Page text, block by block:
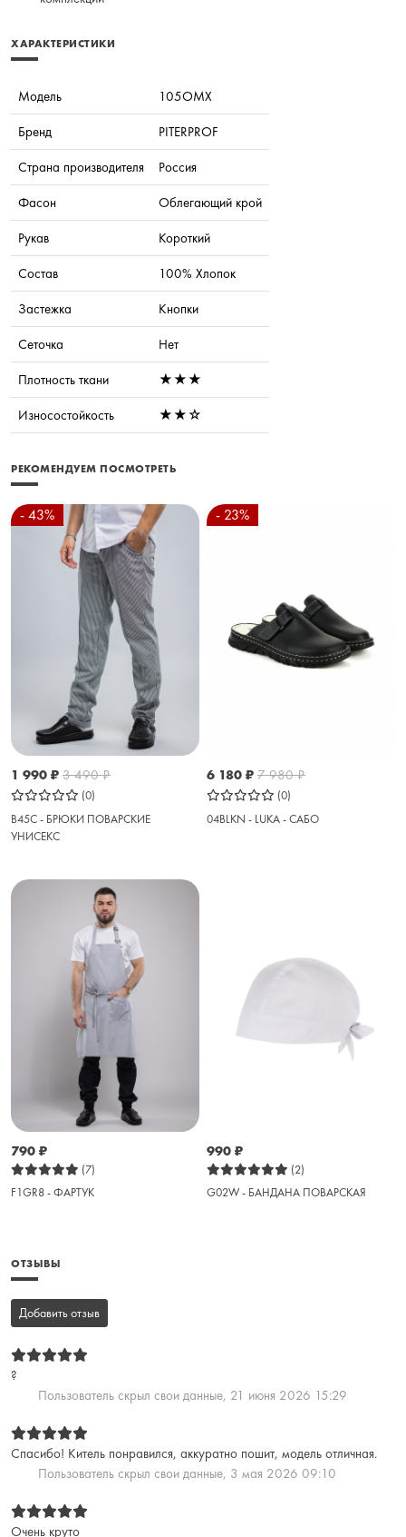
ХАРАКТЕРИСТИКИ
Модель
105OMX
Бренд
PITERPROF
Страна производителя
Россия
Фасон
Облегающий крой
Рукав
Короткий
Состав
100% Хлопок
Застежка
Кнопки
Сеточка
Нет
Плотность ткани
★★★
Износостойкость
★★☆
РЕКОМЕНДУЕМ ПОСМОТРЕТЬ
- 43%
1 990 ₽ 3 490₽
(0)
B45C - БРЮКИ ПОВАРСКИЕ
УНИСЕКС
- 23%
6 180 ₽ 7 980₽
(0)
04BLKN - LUKA - САБО
790 ₽
(7)
F1GR8 - ФАРТУК
990 ₽
(2)
G02W - БАНДАНА ПОВАРСКАЯ
ОТЗЫВЫ
Добавить отзыв
?
Пользователь скрыл свои данные, 21 июня 2026 15:29
Спасибо! Китель понравился, аккуратно пошит, модель отличная.
Пользователь скрыл свои данные, 3 мая 2026 09:10
Очень круто